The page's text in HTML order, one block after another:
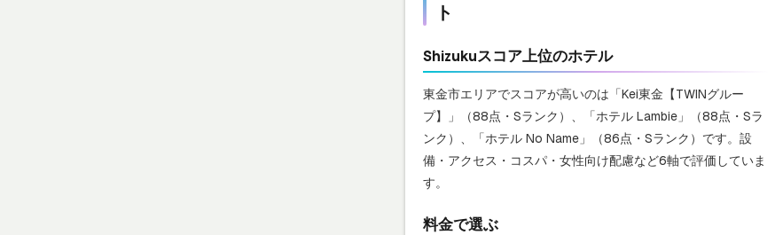
ト
Shizukuスコア上位のホテル
東金市エリアでスコアが高いのは「Kei東金【TWINグルー
プ】」（88点・Sランク）、「ホテル Lambie」（88点・Sラ
ンク）、「ホテル No Name」（86点・Sランク）です。設
備・アクセス・コスパ・女性向け配慮など6軸で評価していま
す。
料金で選ぶ